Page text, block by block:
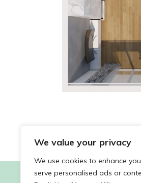
We value your privacy
We use cookies to enhance
serve personalised ads or